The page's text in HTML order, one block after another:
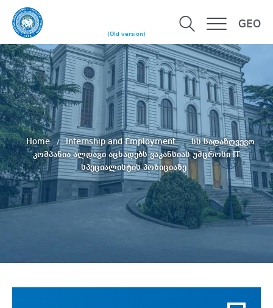
(Old version)
GEO
Home Internship and Employment
სს სადაზღვევო
კომპანია ალდაგი აცხადებს ვაკანსიას უმცროსი IT
სპეციალისტის პოზიციაზე